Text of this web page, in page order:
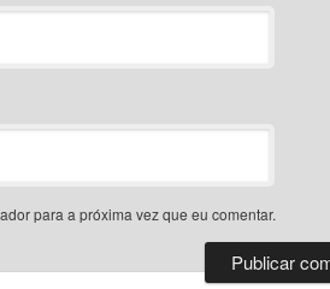
para a próxima vez que eu comentar.